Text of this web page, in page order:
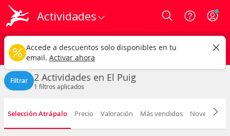
Actividades Login
El Puig ciudad
Cualquier tipo Cualquier fecha
CAMBIAR
Filtrar 2 Actividades en El Puig
1 filtros aplicados
Selección Atrápalo Precio Valoración Más vendidos Novedad
Accede a descuentos solo disponibles en tu
email. Activar ahora